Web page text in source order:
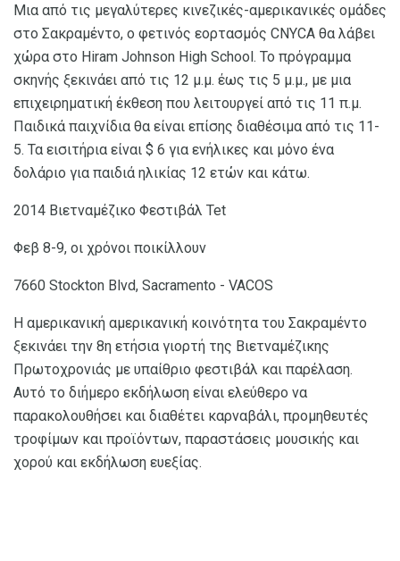
Μια από τις μεγαλύτερες κινεζικές-αμερικανικές ομάδες
στο Σακραμέντο, ο φετινός εορτασμός CNYCA θα λάβει
χώρα στο Hiram Johnson High School. Το πρόγραμμα
σκηνής ξεκινάει από τις 12 μ.μ. έως τις 5 μ.μ., με μια
επιχειρηματική έκθεση που λειτουργεί από τις 11 π.μ.
Παιδικά παιχνίδια θα είναι επίσης διαθέσιμα από τις 11-
5. Τα εισιτήρια είναι $ 6 για ενήλικες και μόνο ένα
δολάριο για παιδιά ηλικίας 12 ετών και κάτω.
2014 Βιετναμέζικο Φεστιβάλ Tet
Φεβ 8-9, οι χρόνοι ποικίλλουν
7660 Stockton Blvd, Sacramento - VACOS
Η αμερικανική αμερικανική κοινότητα του Σακραμέντο
ξεκινάει την 8η ετήσια γιορτή της Βιετναμέζικης
Πρωτοχρονιάς με υπαίθριο φεστιβάλ και παρέλαση.
Αυτό το διήμερο εκδήλωση είναι ελεύθερο να
παρακολουθήσει και διαθέτει καρναβάλι, προμηθευτές
τροφίμων και προϊόντων, παραστάσεις μουσικής και
χορού και εκδήλωση ευεξίας.